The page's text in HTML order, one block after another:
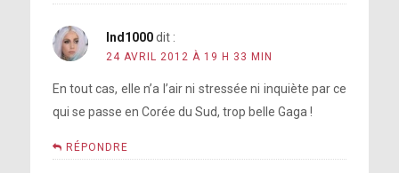
lnd1000 dit :
24 AVRIL 2012 À 19 H 33 MIN
En tout cas, elle n’a l’air ni stressée ni inquiète par ce
qui se passe en Corée du Sud, trop belle Gaga !
RÉPONDRE